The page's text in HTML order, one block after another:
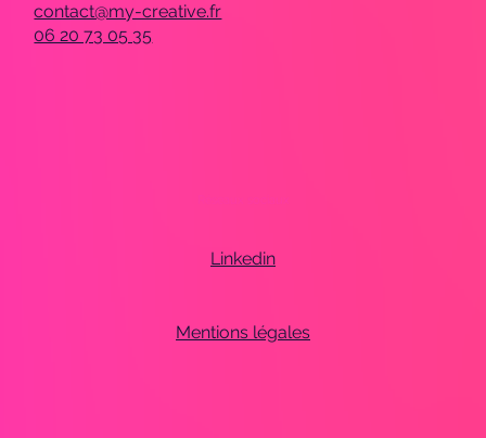
contact@my-creative.fr
06 20 73 05 35
Linkedin
Mentions légales